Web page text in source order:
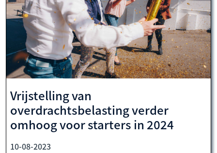
Vrijstelling van
overdrachtsbelasting verder
omhoog voor starters in 2024
10-08-2023